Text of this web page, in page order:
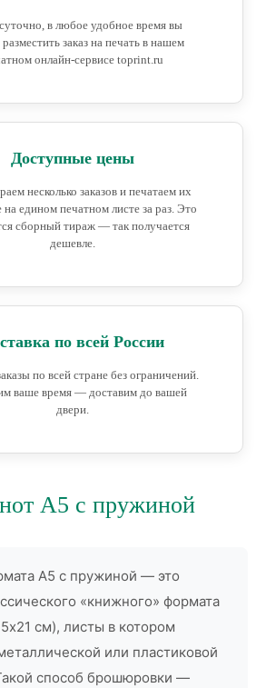
в любое удобное время вы
заказ на печать в нашем
онлайн-сервисе toprint.ru
Доступные цены
несколько заказов и печатаем их
на едином печатном листе за раз. Это
сборный тираж — так получается
дешевле.
по всей России
по всей стране без ограничений.
ваше время — доставим до вашей
двери.
А5 с пружиной
А5 с пружиной — это
«книжного» формата
см), листы в котором
или пластиковой
способ брошюровки —